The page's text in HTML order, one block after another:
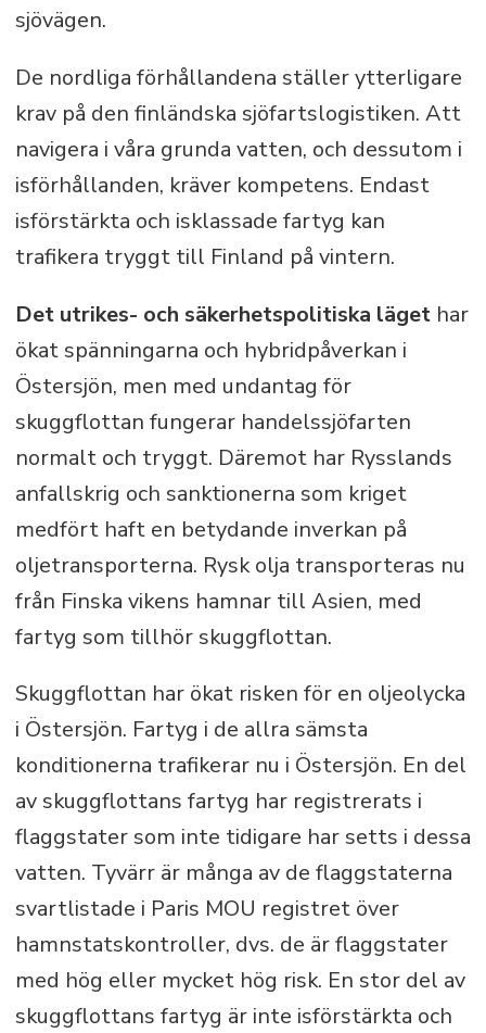
sjövägen.
De nordliga förhållandena ställer ytterligare
krav på den finländska sjöfartslogistiken. Att
navigera i våra grunda vatten, och dessutom i
isförhållanden, kräver kompetens. Endast
isförstärkta och isklassade fartyg kan
trafikera tryggt till Finland på vintern.
Det utrikes- och säkerhetspolitiska lägethar
ökat spänningarna och hybridpåverkan i
Östersjön, men med undantag för
skuggflottan fungerar handelssjöfarten
normalt och tryggt. Däremot har Rysslands
anfallskrig och sanktionerna som kriget
medfört haft en betydande inverkan på
oljetransporterna. Rysk olja transporteras nu
från Finska vikens hamnar till Asien, med
fartyg som tillhör skuggflottan.
Skuggflottan har ökat risken för en oljeolycka
i Östersjön. Fartyg i de allra sämsta
konditionerna trafikerar nu i Östersjön. En del
av skuggflottans fartyg har registrerats i
flaggstater som inte tidigare har setts i dessa
vatten. Tyvärr är många av de flaggstaterna
svartlistade i Paris MOU registret över
hamnstatskontroller, dvs. de är flaggstater
med hög eller mycket hög risk. En stor del av
skuggflottans fartyg är inte isförstärkta och